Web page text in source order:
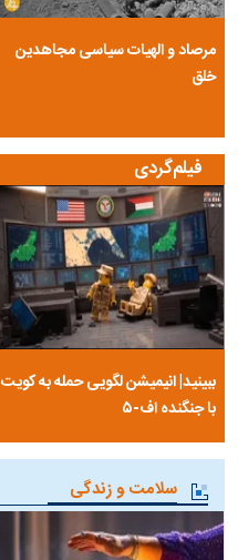
مرصاد و الهیات سیاسی مجاهدین
خلق
فیلم‌گردی
ببینید| انیمیشن لگویی حمله به کویت
با جنگنده اف-۵
سلامت و زندگی